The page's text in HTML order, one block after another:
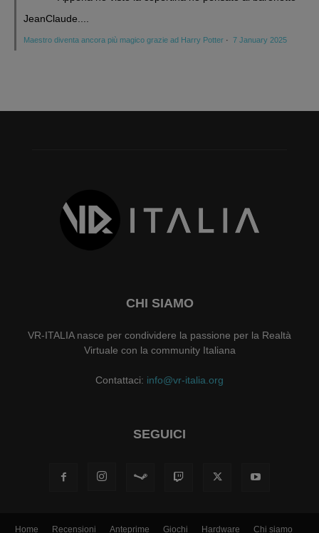
JeanClaude....
Maestro diventa ancora più magico grazie ad Harry Potter · 7 January 2025
CHI SIAMO
VR-ITALIA nasce per condividere la passione per la Realtà
Virtuale con la community Italiana
Contattaci: info@vr-italia.org
SEGUICI
Home Recensioni Anteprime Giochi Hardware Chi siamo